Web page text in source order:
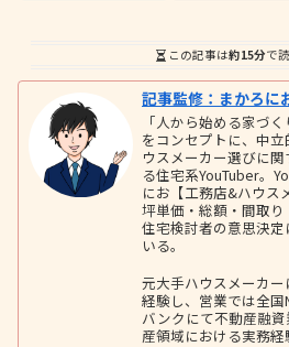
この記事は約15分で
記事監修：まかろに
「人から始める家づ
をコンセプトに、中
ウスメーカー選びに
る住宅系YouTuber。
にお【工務店&ハウス
坪単価・総額・間取り
住宅検討者の意思決
いる。
元大手ハウスメーカ
経験し、営業では全
バンクにて不動産融
産領域における実務経